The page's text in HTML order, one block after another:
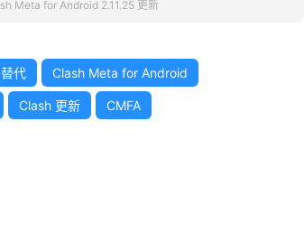
Meta for Android 2.11.25 更新
代 Clash Meta for Android
Clash 更新 CMFA